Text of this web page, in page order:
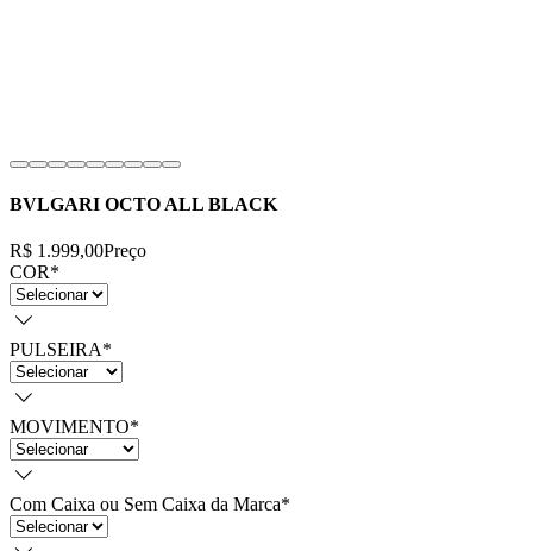
BVLGARI OCTO ALL BLACK
R$ 1.999,00Preço
COR*
PULSEIRA*
MOVIMENTO*
Com Caixa ou Sem Caixa da Marca*